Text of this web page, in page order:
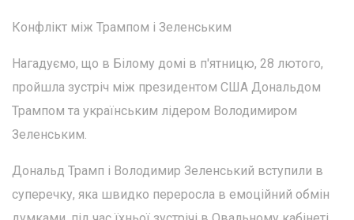
Конфлікт між Трампом і Зеленським
Нагадуємо, що в Білому домі в п'ятницю, 28 лютого,
пройшла зустріч між президентом США Дональдом
Трампом та українським лідером Володимиром
Зеленським.
Дональд Трамп і Володимир Зеленський вступили в
суперечку, яка швидко переросла в емоційний обмін